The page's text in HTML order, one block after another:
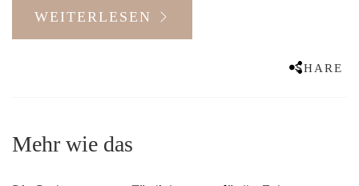
WEITERLESEN
SHARE
Mehr wie das